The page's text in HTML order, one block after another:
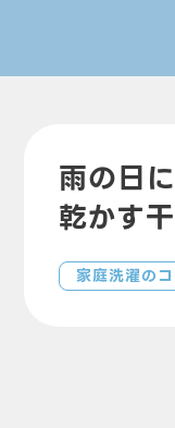
雨の日
乾かす
家庭洗濯の